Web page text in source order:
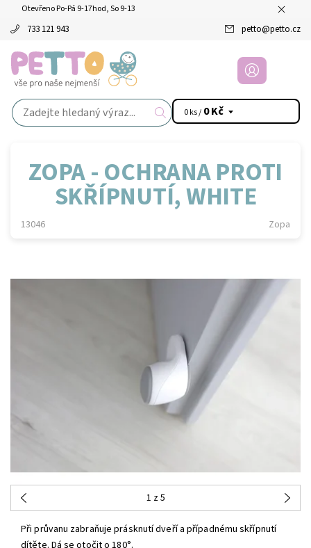
Otevřeno Po-Pá 9-17hod, So 9-13
733 121 943 petto@petto.cz
0 ks / 0 Kč
ZOPA - OCHRANA PROTI
SKŘÍPNUTÍ, WHITE
13046 Zopa
1 z 5
Při průvanu zabraňuje prásknutí dveří a případnému skřípnutí
dítěte. Dá se otočit o 180°.